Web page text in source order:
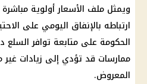
ويمثل ملف الأسعار أولوية
ارتباطه بالإنفاق اليومي على
الحكومة على متابعة توافر السلع
ممارسات قد تؤدي إلى زيادات
المعروض.